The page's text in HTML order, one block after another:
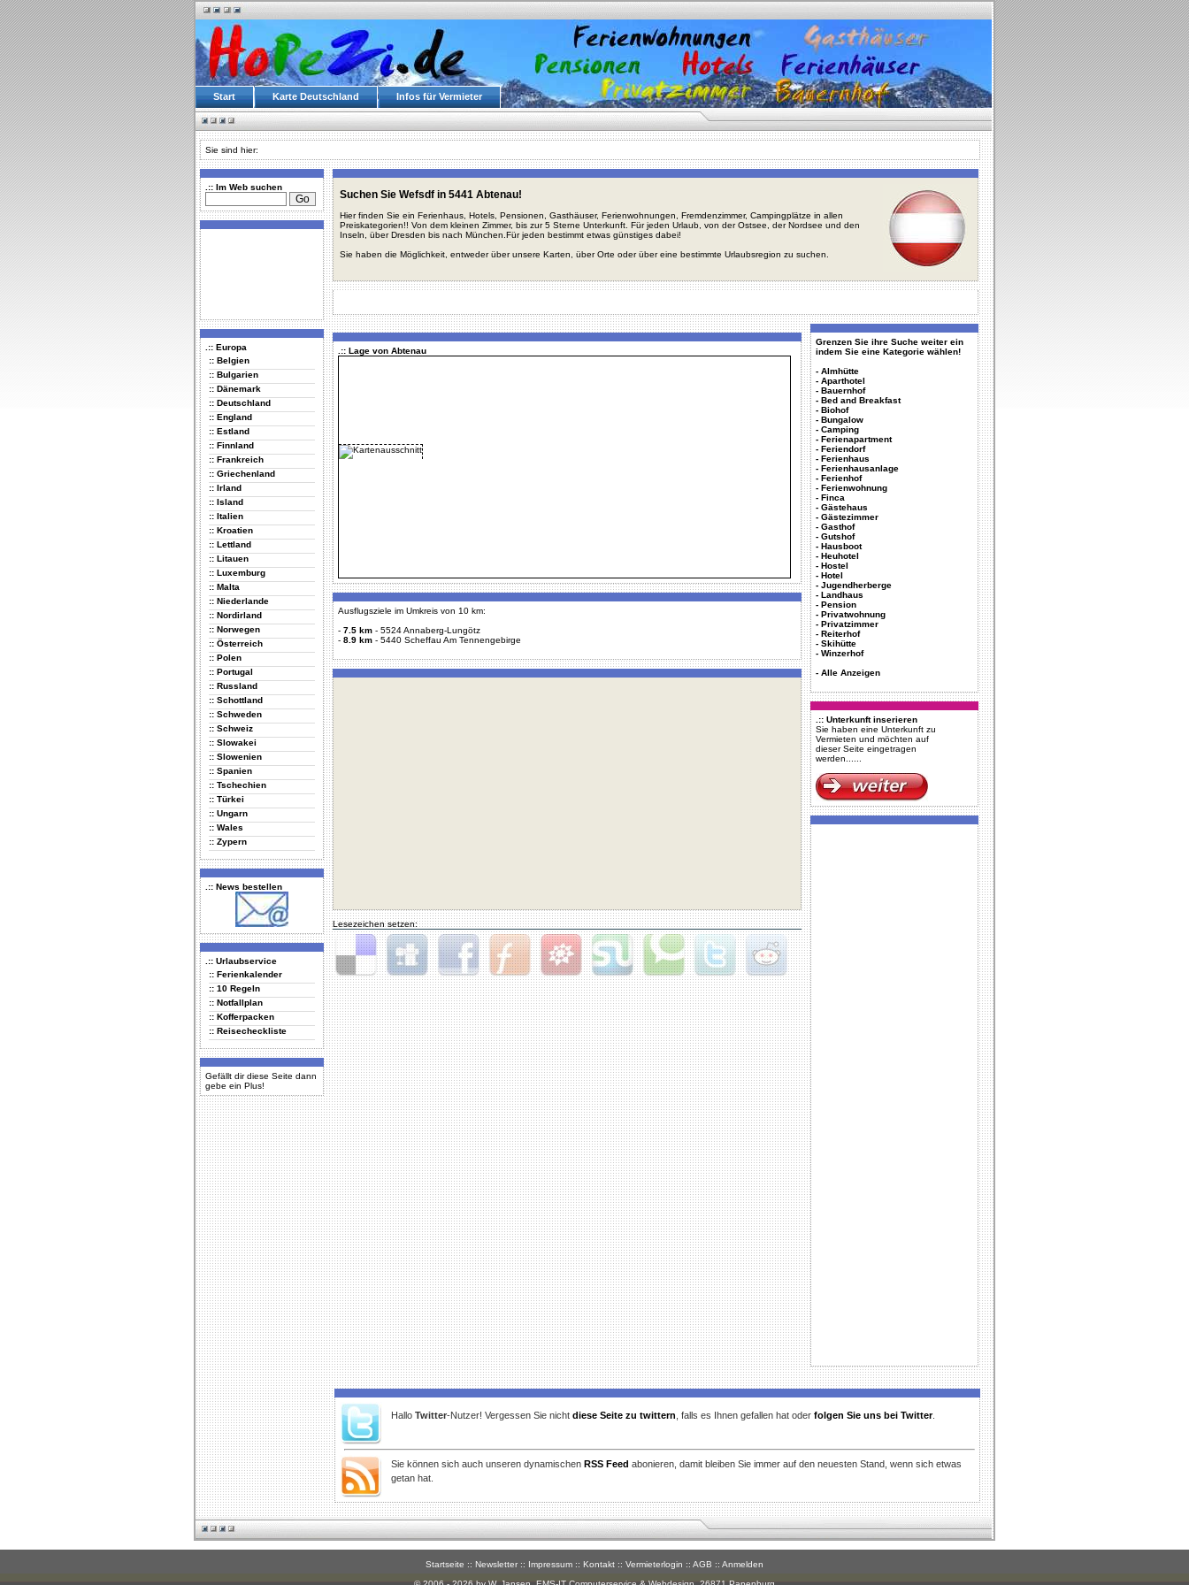
Start Karte Deutschland Infos für Vermieter
Sie sind hier:
.:: Im Web suchen
.:: Europa
:: Belgien
:: Bulgarien
:: Dänemark
:: Deutschland
:: England
:: Estland
:: Finnland
:: Frankreich
:: Griechenland
:: Irland
:: Island
:: Italien
:: Kroatien
:: Lettland
:: Litauen
:: Luxemburg
:: Malta
:: Niederlande
:: Nordirland
:: Norwegen
:: Österreich
:: Polen
:: Portugal
:: Russland
:: Schottland
:: Schweden
:: Schweiz
:: Slowakei
:: Slowenien
:: Spanien
:: Tschechien
:: Türkei
:: Ungarn
:: Wales
:: Zypern
.:: News bestellen
.:: Urlaubservice
:: Ferienkalender
:: 10 Regeln
:: Notfallplan
:: Kofferpacken
:: Reisecheckliste
Gefällt dir diese Seite dann
gebe ein Plus!
Suchen Sie Wefsdf in 5441 Abtenau!
Hier finden Sie ein Ferienhaus, Hotels, Pensionen, Gasthäuser, Ferienwohnungen, Fremdenzimmer, Campingplätze in allen
Preiskategorien!! Von dem kleinen Zimmer, bis zur 5 Sterne Unterkunft. Für jeden Urlaub, von der Ostsee, der Nordsee und den
Inseln, über Dresden bis nach München.Für jeden bestimmt etwas günstiges dabei!
Sie haben die Möglichkeit, entweder über unsere Karten, über Orte oder über eine bestimmte Urlaubsregion zu suchen.
.:: Lage von Abtenau
Ausflugsziele im Umkreis von 10 km:
- 7.5 km - 5524 Annaberg-Lungötz
- 8.9 km - 5440 Scheffau Am Tennengebirge
Lesezeichen setzen:
Delicious Digg Facebook Furl StudiVZ StumbleUponTechnorati Twitter Reddit
Grenzen Sie ihre Suche weiter ein
indem Sie eine Kategorie wählen!
- Almhütte
- Aparthotel
- Bauernhof
- Bed and Breakfast
- Biohof
- Bungalow
- Camping
- Ferienapartment
- Feriendorf
- Ferienhaus
- Ferienhausanlage
- Ferienhof
- Ferienwohnung
- Finca
- Gästehaus
- Gästezimmer
- Gasthof
- Gutshof
- Hausboot
- Heuhotel
- Hostel
- Hotel
- Jugendherberge
- Landhaus
- Pension
- Privatwohnung
- Privatzimmer
- Reiterhof
- Skihütte
- Winzerhof
- Alle Anzeigen
.:: Unterkunft inserieren
Sie haben eine Unterkunft zu
Vermieten und möchten auf
dieser Seite eingetragen
werden......
Hallo Twitter-Nutzer! Vergessen Sie nicht diese Seite zu twittern , falls es Ihnen gefallen hat oder folgen Sie uns bei Twitter.
Sie können sich auch unseren dynamischen RSS Feed abonieren, damit bleiben Sie immer auf den neuesten Stand, wenn sich etwas
getan hat.
Startseite :: Newsletter :: Impressum :: Kontakt :: Vermieterlogin :: AGB :: Anmelden